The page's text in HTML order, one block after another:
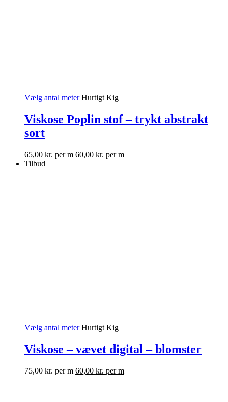
Vælg antal meter Hurtigt Kig
Viskose Poplin stof – trykt abstrakt
sort
65,00kr.per m 60,00 kr. per m
Tilbud
Vælg antal meter Hurtigt Kig
Viskose – vævet digital – blomster
75,00kr.per m 60,00 kr. per m